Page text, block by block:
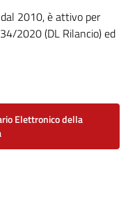
2010, è attivo per
2020 (DL Rilancio) ed
Elettronico della